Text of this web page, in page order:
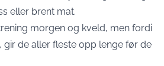
eller brent mat.
morgen og kveld, men fordi
gir de aller fleste opp lenge før de